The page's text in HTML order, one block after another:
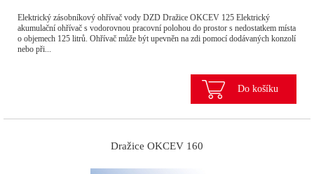
Elektrický zásobníkový ohřívač vody DZD Dražice OKCEV 125 Elektrický
akumulační ohřívač s vodorovnou pracovní polohou do prostor s nedostatkem místa
o objemech 125 litrů. Ohřívač může být upevněn na zdi pomocí dodávaných konzolí
nebo při...
Do košíku
Dražice OKCEV 160